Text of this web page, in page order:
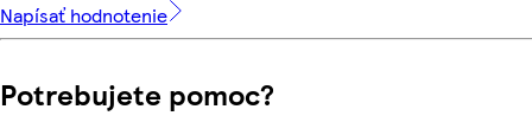
Napísať hodnotenie
Potrebujete pomoc?